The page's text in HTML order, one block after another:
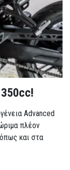
Advanced
πλέον
και στα